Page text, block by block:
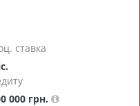
ставка
000 грн.